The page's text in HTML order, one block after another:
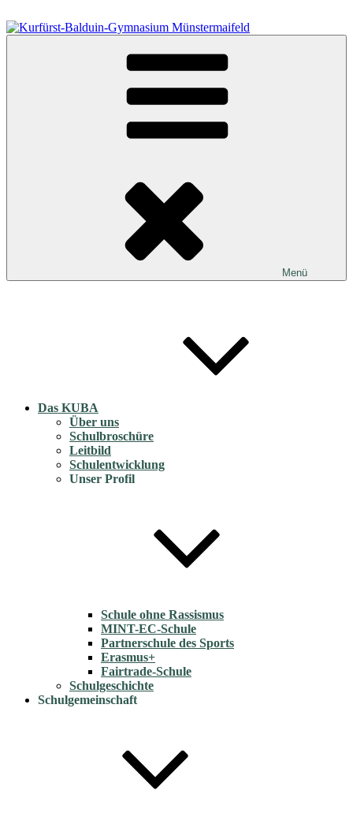
Inhalt
springen
Kurfürst-Balduin-Gymnasium Münstermaifeld
Menü
Das KUBA
Über uns
Schulbroschüre
Leitbild
Schulentwicklung
Unser Profil
Schule ohne Rassismus
MINT-EC-Schule
Partnerschule des Sports
Erasmus+
Fairtrade-Schule
Schulgeschichte
Schulgemeinschaft